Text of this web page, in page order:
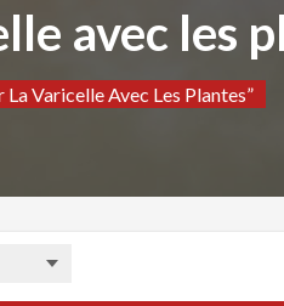
avec les
Varicelle Avec Les Plantes”